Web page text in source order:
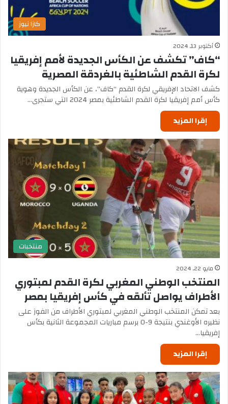
كازا نيوز
أكتوبر 13, 2024
“كاف” تكشف عن الكأس الجديدة لأمم إفريقيا
لكرة القدم الشاطئية بالغردقة المصرية
كشف الاتحاد الإفريقي لكرة القدم “كاف”، عن الكأس الجديدة وهوية
كأس أمم إفريقيا لكرة القدم الشاطئية بمصر 2024 التي ستجرى…
إقرا المزيد
منتخبات
مايو 22, 2024
المنتخب الوطني المغربي لكرة القدم لمبتوري
الأطراف يواصل تألقه في كأس إفريقيا بمصر
بعد تمكن المنتخب الوطني المغربي لمبتوري الأطراف من الفوز على
نظيره الأوغندي بنتيجة 9-0 برسم مباريات المجموعة الثانية بكأس
إفريقيا…
إقرا المزيد